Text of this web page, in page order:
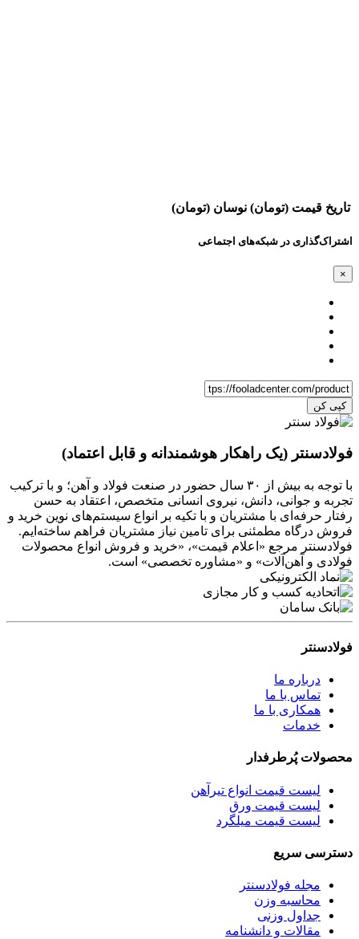
تاریخ قیمت (تومان) نوسان (تومان)
اشتراک‌گذاری در شبکه‌های اجتماعی
×
کپی کن
فولادسنتر (یک راهکار هوشمندانه و قابل اعتماد)
با توجه به بیش از ۳۰ سال حضور در صنعت فولاد و آهن؛ و با ترکیب
تجربه و جوانی، دانش، نیروی انسانی متخصص، اعتقاد به حسن
رفتار حرفه‌ای با مشتریان و با تکیه بر انواع سیستم‌های نوین خرید و
فروش درگاه مطمئنی برای تامین نیاز مشتریان فراهم ساخته‌ایم.
فولادسنتر مرجع «اعلام قیمت»، «خرید و فروش انواع محصولات
فولادی و آهن‌آلات» و «مشاوره تخصصی» است.
فولادسنتر
درباره ما
تماس با ما
همکاری با ما
خدمات
محصولات پُرطرفدار
لیست قیمت انواع تیرآهن
لیست قیمت ورق
لیست قیمت میلگرد
دسترسی سریع
مجله فولادسنتر
محاسبه وزن
جداول وزنی
مقالات و دانشنامه